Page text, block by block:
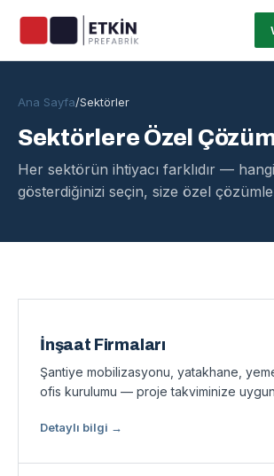
Ana Sayfa/Sektörler
Sektörlere Özel
Her sektörün ihtiyacı farklıdır —
gösterdiğinizi seçin, size özel
İnşaat Firmaları
Şantiye mobilizasyonu, yatakhane,
ofis kurulumu — proje takviminize uygun
Detaylı bilgi →